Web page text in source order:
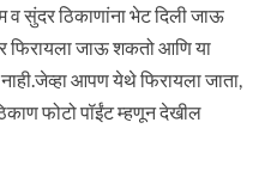
सुंदर ठिकाणांना भेट दिली जाऊ
फिरायला जाऊ शकतो आणि या
आपण येथे फिरायला जाता,
फोटो पॉईंट म्हणून देखील